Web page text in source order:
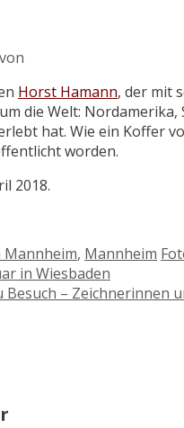
von
Horst Hamann, der mit
die Welt: Nordamerika,
hat. Wie ein Koffer
worden.
2018.
Mannheim, Mannheim
in Wiesbaden
– Zeichnerinnen